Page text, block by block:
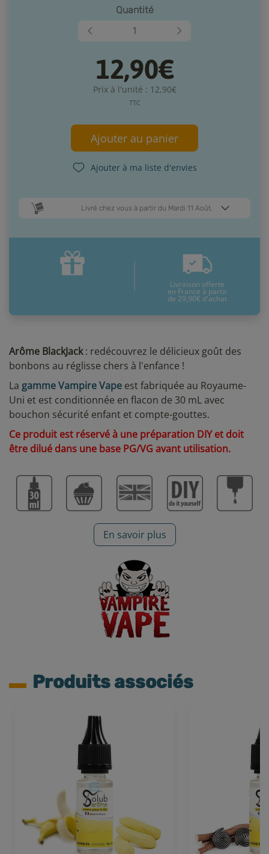
Arôme BlackJack: redécouvrez le délicieux goût des
bonbons au réglisse chers à l'enfance !
La gamme Vampire Vape est fabriquée au Royaume-
Uni et est conditionnée en flacon de 30 mL avec
bouchon sécurité enfant et compte-gouttes.
Ce produit est réservé à une préparation DIY et doit
être dilué dans une base PG/VG avant utilisation.
En savoir plus
Quantité
12,90€
Prix à l'unité : 12,90€
TTC
Ajouter au panier
Ajouter à ma liste d'envies
Livré chez vous à partir du Mardi 11 Août.
Jeudi 13 Août Mardi 11 Août
* Pour une livraison en France métropolitaine+ d'infos
Livraison offerte
en France à partir
de 29,90€ d'achat
Produits associés